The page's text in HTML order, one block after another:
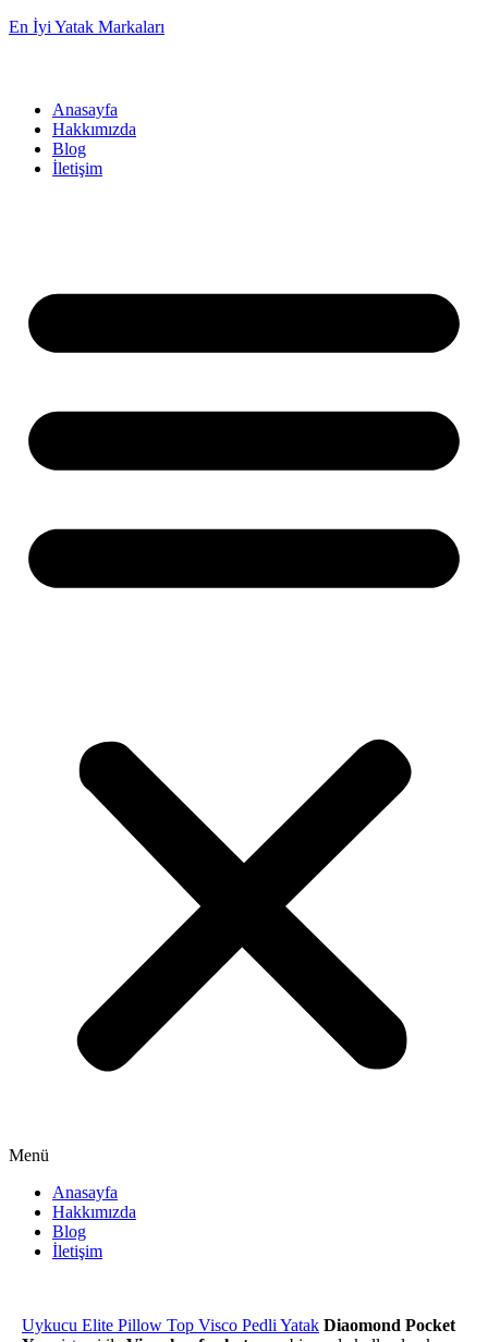
En İyi Yatak Markaları
Anasayfa
Hakkımızda
Blog
İletişim
Menü
Anasayfa
Hakkımızda
Blog
İletişim
Uykucu Elite Pillow Top Visco Pedli Yatak Diaomond Pocket